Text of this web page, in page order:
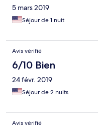
5 mars 2019
Séjour de 1 nuit
Avis vérifié
6/10 Bien
24 févr. 2019
Séjour de 2 nuits
Avis vérifié